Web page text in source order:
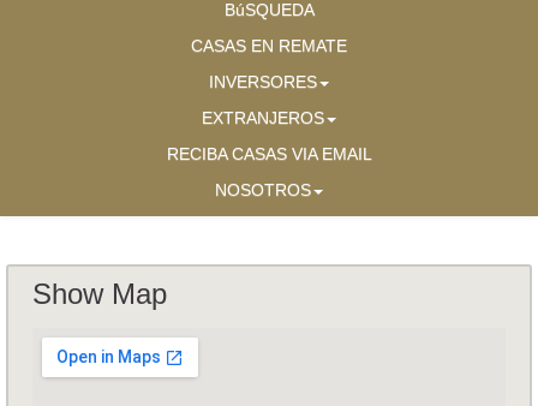
BúSQUEDA
CASAS EN REMATE
INVERSORES
EXTRANJEROS
RECIBA CASAS VIA EMAIL
NOSOTROS
Show Map